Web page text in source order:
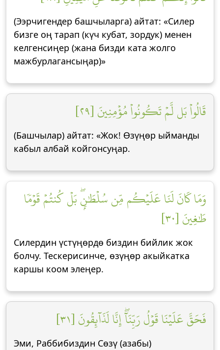
(Ээрчигендер башчыларга) айтат: «Силер
бизге оң тарап (күч кубат, зордук) менен
келгенсиңер (жана бизди ката жолго
мажбурлагансыңар)»
قَالُواْ بَل لَّمۡ تَكُونُواْ مُؤۡمِنِينَ [٢٩]
(Башчылар) айтат: «Жок! Өзүңөр ыйманды
кабыл албай койгонсуңар.
وَمَا كَانَ لَنَا عَلَيۡكُم مِّن سُلۡطَٰنِۭۖ بَلۡ كُنتُمۡ قَوۡمٗا
طَٰغِينَ [٣٠]
Силердин үстүңөрдө биздин бийлик жок
болчу. Тескерисинче, өзүңөр акыйкатка
каршы коом элеңер.
فَحَقَّ عَلَيۡنَا قَوۡلُ رَبِّنَآۖ إِنَّا لَذَآئِقُونَ [٣١]
Эми, Раббибиздин Сөзү (азабы)